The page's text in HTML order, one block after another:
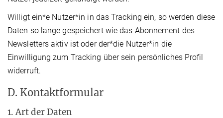
Willigt ein*e Nutzer*in in das Tracking ein, so werden diese
Daten so lange gespeichert wie das Abonnement des
Newsletters aktiv ist oder der*die Nutzer*in die
Einwilligung zum Tracking über sein persönliches Profil
widerruft.
D. Kontaktformular
1. Art der Daten